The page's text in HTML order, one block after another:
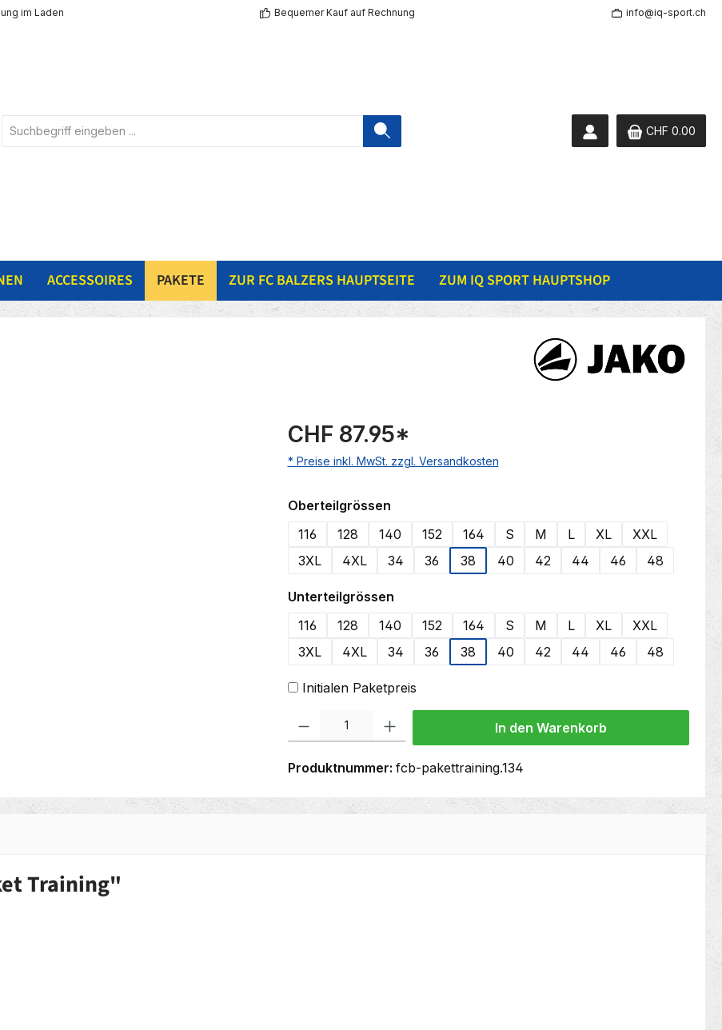
im Laden Bequemer Kauf auf Rechnung info@iq-sport.ch
CHF 0.00
ACCESSOIRES PAKETE ZUR FC BALZERS HAUPTSEITE ZUM IQ SPORT HAUPTSHOP
CHF 87.95*
* Preise inkl. MwSt. zzgl. Versandkosten
Oberteilgrössenauswählen
116
128 140 152 164 S M L XL
XXL
3XL
4XL 34 36 38 40 42 44 46 48
Unterteilgrössenauswählen
116
128 140 152 164 S M L XL
XXL
3XL
4XL 34 36 38 40 42 44 46 48
Initialen Paketpreis
In den Warenkorb
Produktnummer: fcb-pakettraining.134
Training"